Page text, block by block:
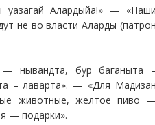
уазагай Алардыйа!» —
не во власти Аларды
— нывандта, бур баганыта
– лаварта». — «Для
животные, желтое пиво
— подарки».